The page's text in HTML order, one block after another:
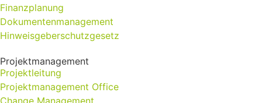
Finanzplanung
Dokumentenmanagement
Hinweisgeberschutzgesetz
Projektmanagement
Projektleitung
Projektmanagement Office
Change Management